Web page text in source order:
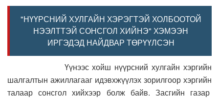
"НҮҮРСНИЙ ХУЛГАЙН ХЭРЭГТЭЙ ХОЛБООТОЙ
НЭЭЛТТЭЙ СОНСГОЛ ХИЙНЭ" ХЭМЭЭН
ИРГЭДЭД НАЙДВАР ТӨРҮҮЛСЭН
Үүнээс хойш нүүрсний хулгайн хэргийн
шалгалтын ажиллагааг идэвхжүүлэх зорилгоор хэргийн
талаар сонсгол хийхээр болж байв. Засгийн газар